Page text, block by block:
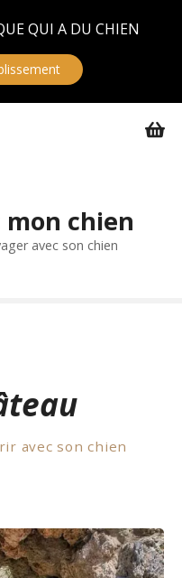
QUI A DU CHIEN
mon chien
avec son chien
avec son chien